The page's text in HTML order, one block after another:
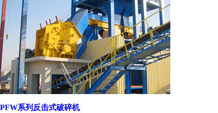
PFW系列反击式破碎机